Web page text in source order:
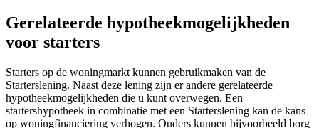
Gerelateerde hypotheekmogelijkheden
voor starters
Starters op de woningmarkt kunnen gebruikmaken van de
Starterslening. Naast deze lening zijn er andere gerelateerde
hypotheekmogelijkheden die u kunt overwegen. Een
startershypotheek in combinatie met een Starterslening kan de kans
op woningfinanciering verhogen. Ouders kunnen bijvoorbeeld borg